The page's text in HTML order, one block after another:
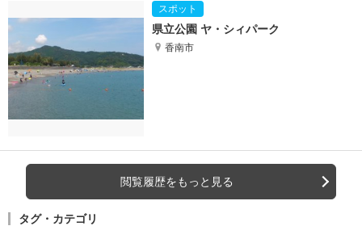
県立公園 ヤ・シィパーク
香南市
閲覧履歴をもっと見る
タグ・カテゴリ